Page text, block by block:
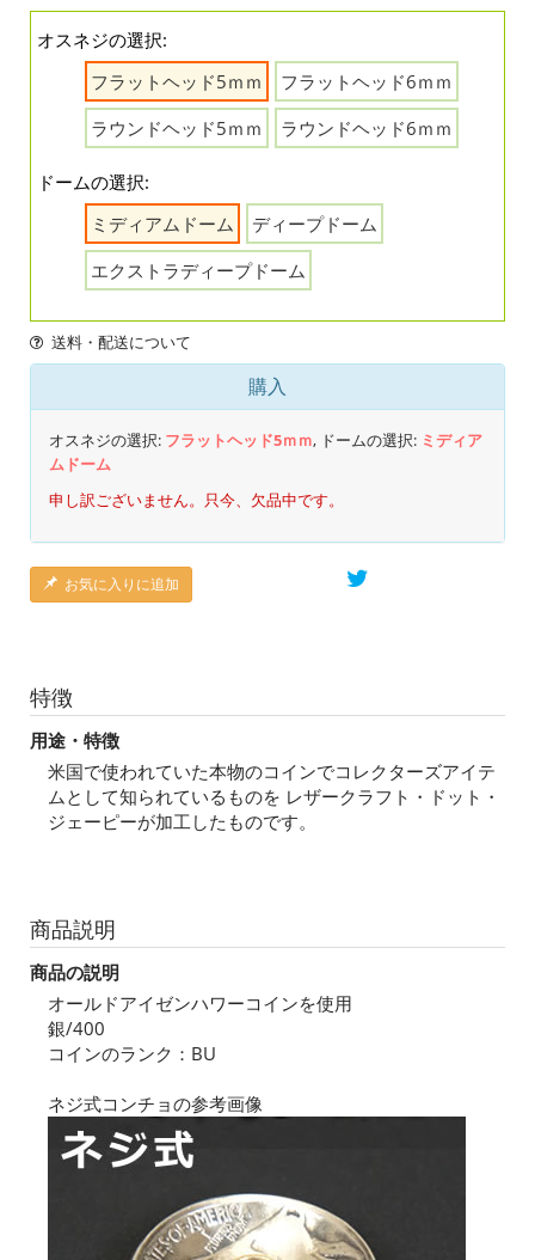
オスネジの選択:
フラットヘッド5ｍｍ
フラットヘッド6ｍｍ
ラウンドヘッド5ｍｍ
ラウンドヘッド6ｍｍ
ドームの選択:
ミディアムドーム
ディープドーム
エクストラディープドーム
送料・配送について
購入
オスネジの選択: フラットヘッド5ｍｍ, ドームの選択: ミディア
ムドーム
申し訳ございません。只今、欠品中です。
お気に入りに追加
特徴
用途・特徴
米国で使われていた本物のコインでコレクターズアイテ
ムとして知られているものを レザークラフト・ドット・
ジェーピーが加工したものです。
商品説明
商品の説明
オールドアイゼンハワーコインを使用
銀/400
コインのランク：BU
ネジ式コンチョの参考画像